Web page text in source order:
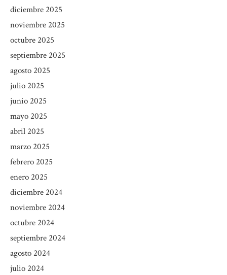
diciembre 2025
noviembre 2025
octubre 2025
septiembre 2025
agosto 2025
julio 2025
junio 2025
mayo 2025
abril 2025
marzo 2025
febrero 2025
enero 2025
diciembre 2024
noviembre 2024
octubre 2024
septiembre 2024
agosto 2024
julio 2024